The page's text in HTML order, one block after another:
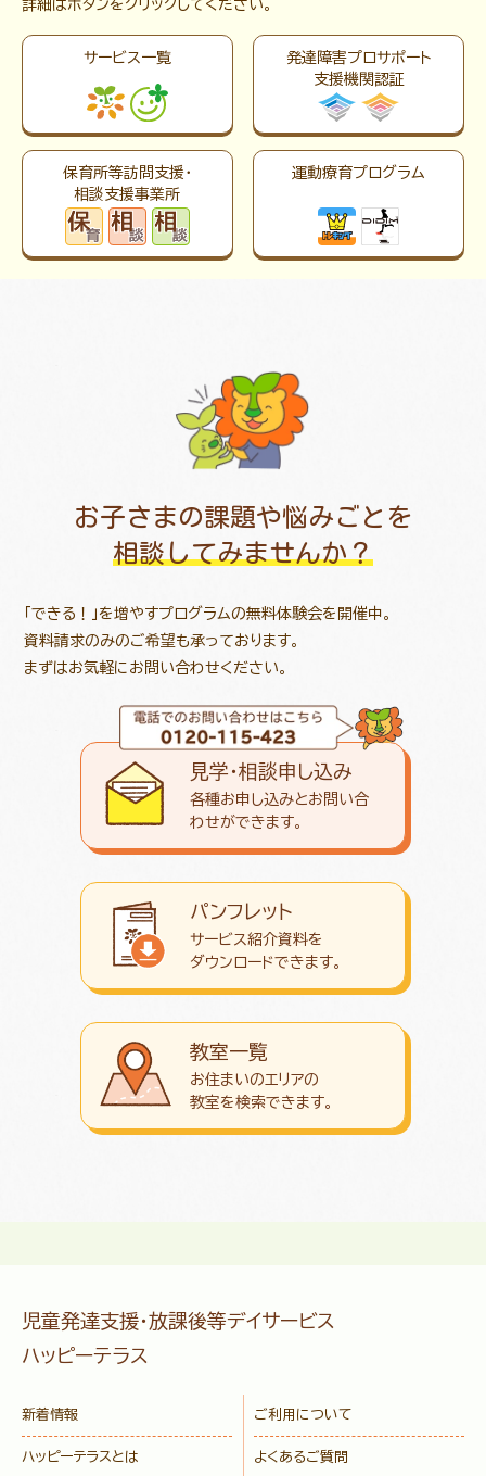
詳細はボタンをクリックしてください。
サービス一覧
発達障害プロサポート
支援機関認証
保育所等訪問支援・
相談支援事業所
運動療育プログラム
お子さまの課題や悩みごとを
相談してみませんか？
「できる！」を増やすプログラムの無料体験会を開催中。
資料請求のみのご希望も承っております。
まずはお気軽にお問い合わせください。
教室一覧
お住まいのエリアの
教室を検索できます。
パンフレット
サービス紹介資料を
ダウンロードできます。
見学・相談申し込み
各種お申し込みとお問い合
わせができます。
児童発達支援・放課後等デイサービス
ハッピーテラス
新着情報
ハッピーテラスとは
ご利用について
よくあるご質問